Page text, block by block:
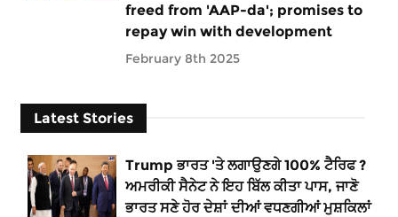
freed from 'AAP-da'; promises to
repay win with development
February 8th 2025
Latest Stories
Trump ਭਾਰਤ 'ਤੇ ਲਗਾਉਣਗੇ 100% ਟੈਰਿਫ ?
ਅਮਰੀਕੀ ਸੈਨੇਟ ਨੇ ਇਹ ਬਿੱਲ ਕੀਤਾ ਪਾਸ, ਜਾਣੋ
ਭਾਰਤ ਸਣੇ ਹੋਰ ਦੇਸ਼ਾਂ ਦੀਆਂ ਵਧਣਗੀਆਂ ਮੁਸ਼ਕਿਲਾਂ